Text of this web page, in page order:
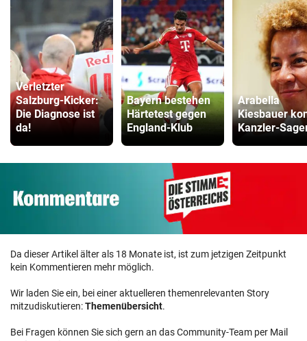
Verletzter
Salzburg-Kicker:
Die Diagnose ist
da!
Bayern bestehen
Härtetest gegen
England-Klub
Arabella
Kiesbauer
Kanzler-
Da dieser Artikel älter als 18 Monate ist, ist zum jetzigen Zeitpunkt
kein Kommentieren mehr möglich.
Wir laden Sie ein, bei einer aktuelleren themenrelevanten Story
mitzudiskutieren:Themenübersicht.
Bei Fragen können Sie sich gern an das Community-Team per Mail